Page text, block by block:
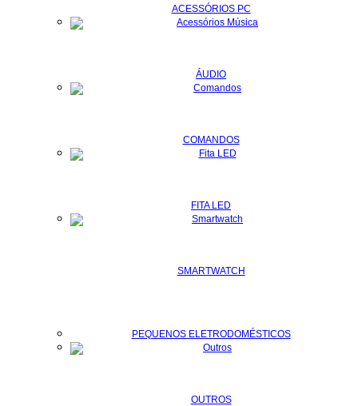
ACESSÓRIOS PC
ÁUDIO
COMANDOS
FITA LED
SMARTWATCH
PEQUENOS ELETRODOMÉSTICOS
OUTROS